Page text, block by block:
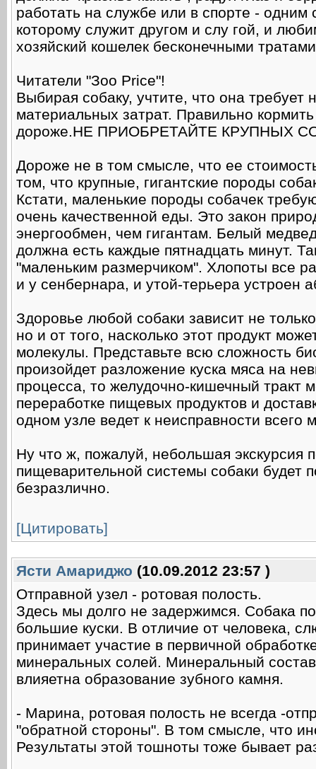
работать на службе или в спорте - одним
которому служит другом и слу гой, и
хозяйский кошелек бесконечными
Читатели "Зоо Price"!
Выбирая собаку, учтите, что она
материальных затрат. Правильно
дороже.НЕ ПРИОБРЕТАЙТЕ КРУПНЫХ
Дороже не в том смысле, что ее
том, что крупные, гигантские породы
Кстати, маленькие породы собачек
очень качественной еды. Это закон
энергообмен, чем гигантам. Белый
должна есть каждые пятнадцать минут.
"маленьким размерчиком". Хлопоты все
и у сенбернара, и утой-терьера устроен
Здоровье любой собаки зависит не
но и от того, насколько этот продукт
молекулы. Представьте всю сложность
произойдет разложение куска мяса на
процесса, то желудочно-кишечный тракт
переработке пищевых продуктов и
одном узле ведет к неисправности всего
Ну что ж, пожалуй, небольшая экскурсия
пищеварительной системы собаки будет
безразлично.
[Цитировать]
Ясти Амариджо (10.09.2012 23:57 )
Отправной узел - ротовая полость.
Здесь мы долго не задержимся. Собака
большие куски. В отличие от человека,
принимает участие в первичной
минеральных солей. Минеральный
влияетна образование зубного камня.
- Марина, ротовая полость не всегда -
"обратной стороны". В том смысле, что
Результаты этой тошноты тоже бывает